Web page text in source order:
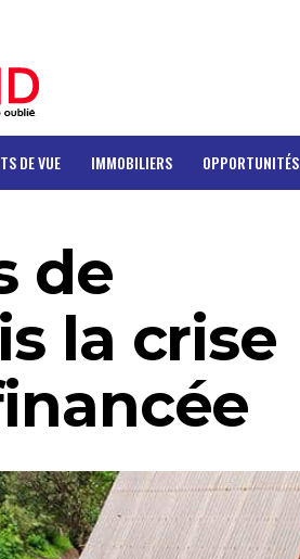
DE VUE IMMOBILIERS OPPORTUNITÉS
de
la crise